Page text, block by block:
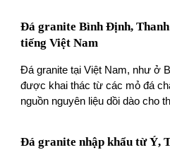
Đá granite Bình Định,
tiếng Việt Nam
Đá granite tại Việt Nam, như ở
được khai thác từ các mỏ đá
nguồn nguyên liệu dồi dào cho
Đá granite nhập khẩu từ Ý,